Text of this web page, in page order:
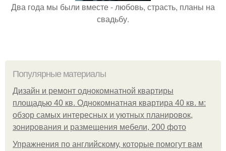
Два года мы были вместе - любовь, страсть, планы на
свадьбу.
Популярные материалы
Дизайн и ремонт однокомнатной квартиры
площадью 40 кв. Однокомнатная квартира 40 кв. м:
обзор самых интересных и уютных планировок,
зонирования и размещения мебели, 200 фото
Упражнения по английскому, которые помогут вам